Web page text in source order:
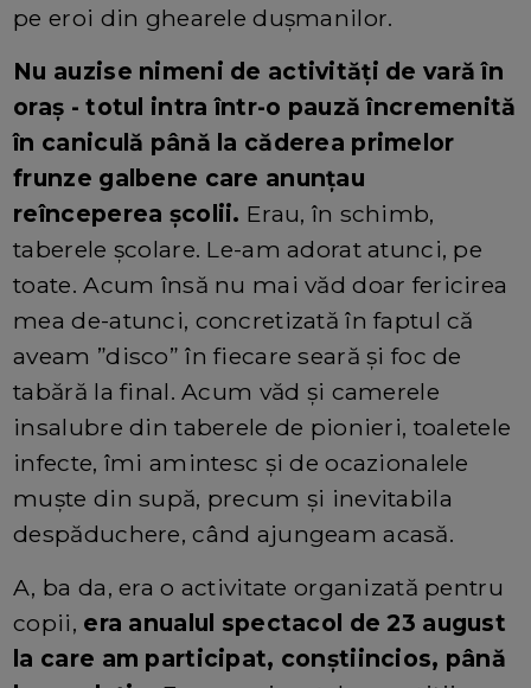
pe eroi din ghearele dușmanilor.
Nu auzise nimeni de activități de vară în
oraș - totul intra într-o pauză încremenită
în caniculă până la căderea primelor
frunze galbene care anunțau
reînceperea școlii. Erau, în schimb,
taberele școlare. Le-am adorat atunci, pe
toate. Acum însă nu mai văd doar fericirea
mea de-atunci, concretizată în faptul că
aveam ”disco” în fiecare seară și foc de
tabără la final. Acum văd și camerele
insalubre din taberele de pionieri, toaletele
infecte, îmi amintesc și de ocazionalele
muște din supă, precum și inevitabila
despăduchere, când ajungeam acasă.
A, ba da, era o activitate organizată pentru
copii, era anualul spectacol de 23 august
la care am participat, conștiincios, până